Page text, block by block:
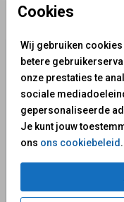
Cookies
Wij gebruiken
betere
onze prestaties te
sociale
gepersonaliseerde
Je kunt jouw
ons ons cookiebeleid.
pakketje zelf na!